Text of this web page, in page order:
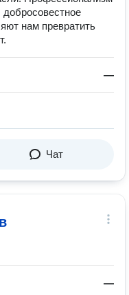
нам превратить
—
Чат
—